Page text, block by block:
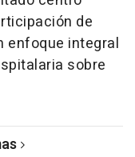
de
enfoque integral
sobre